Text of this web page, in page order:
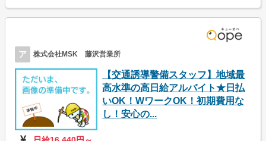
ア 株式会社MSK 藤沢営業所
【交通誘導警備スタッフ】地域最
高水準の高日給アルバイト★日払
いOK！WワークOK！初期費用な
し！安心の...